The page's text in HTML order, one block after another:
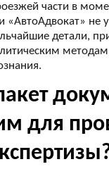
части в
не
детали,
для